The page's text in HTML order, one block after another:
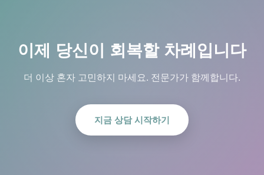
이제 당신이 회복할 차례입니다
더 이상 혼자 고민하지 마세요. 전문가가 함께합니다.
지금 상담 시작하기